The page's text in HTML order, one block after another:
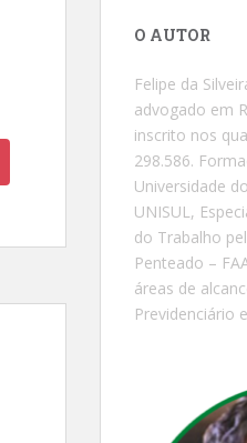
O AUTOR
Felipe da
advogado em
inscrito nos
298.586.
Universidade
UNISUL,
do Trabalho
Penteado –
áreas de
Previdenciário